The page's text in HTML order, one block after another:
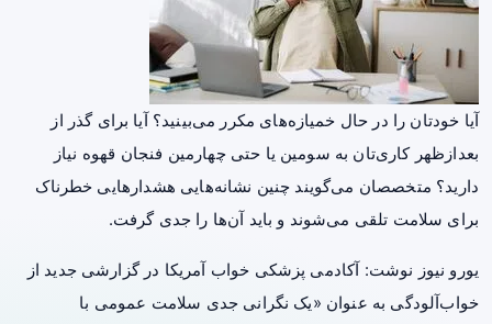
آیا خودتان را در حال خمیازه‌های مکرر می‌بینید؟ آیا برای گذر از
بعدازظهر کاری‌تان به سومین یا حتی چهارمین فنجان قهوه نیاز
دارید؟ متخصصان می‌گویند چنین نشانه‌هایی هشدارهایی خطرناک
برای سلامت تلقی می‌شوند و باید آن‌ها را جدی گرفت.
یورو نیوز نوشت: آکادمی پزشکی خواب آمریکا در گزارشی جدید از
خواب‌آلودگی به عنوان «یک نگرانی جدی سلامت عمومی با